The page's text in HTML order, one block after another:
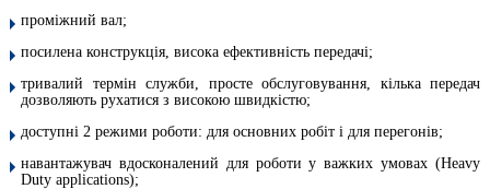
проміжний вал;
посилена конструкція, висока ефективність передачі;
тривалий термін служби, просте обслуговування, кілька передач
дозволяють рухатися з високою швидкістю;
доступні 2 режими роботи: для основних робіт і для перегонів;
навантажувач вдосконалений для роботи у важких умовах (Heavy
Duty applications);